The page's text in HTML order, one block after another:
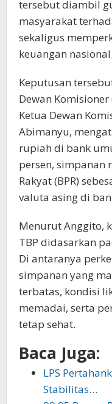
tersebut diambil
masyarakat
sekaligus
keuangan nasional.
Keputusan
Dewan Komisioner
Ketua Dewan
Abimanyu,
rupiah di bank
persen, simpanan
Rakyat (BPR)
valuta asing di
Menurut Anggito,
TBP didasarkan
Di antaranya
simpanan yang
terbatas, kondisi
memadai, serta
tetap sehat.
Baca Juga:
LPS
Stabilitas…